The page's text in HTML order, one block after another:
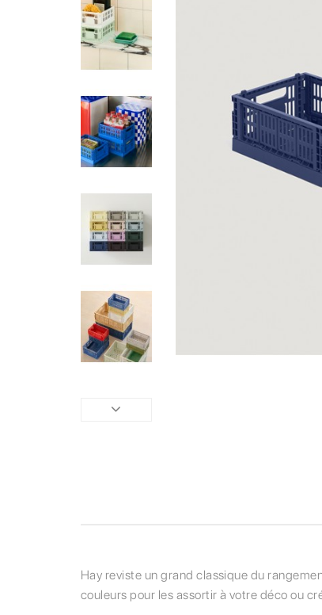
Hay reviste un grand classique du
couleurs pour les assortir à votre déco ou